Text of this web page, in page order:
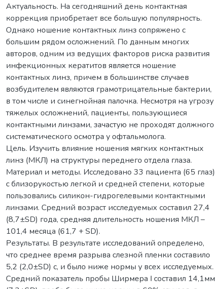
Актуальность. На сегодняшний день контактная
коррекция приобретает все большую популярность.
Однако ношение контактных линз сопряжено с
большим рядом осложнений. По данным многих
авторов, одним из ведущих факторов риска развития
инфекционных кератитов является ношение
контактных линз, причем в большинстве случаев
возбудителем являются грамотрицательные бактерии,
в том числе и синегнойная палочка. Несмотря на угрозу
тяжелых осложнений, пациенты, пользующиеся
контактными линзами, зачастую не проходят должного
систематического осмотра у офтальмолога.
Цель. Изучить влияние ношения мягких контактных
линз (МКЛ) на структуры переднего отдела глаза.
Материал и методы. Исследовано 33 пациента (65 глаз)
с близорукостью легкой и средней степени, которые
пользовались силикон-гидрогелевыми контактными
линзами. Средний возраст исследуемых составил 27,4
(8,7±SD) года, средняя длительность ношения МКЛ –
101,4 месяца (61,7 + SD).
Результаты. В результате исследований определено,
что среднее время разрыва слезной пленки составило
5,2 (2,0±SD) с, и было ниже нормы у всех исследуемых.
Cредний показатель пробы Ширмера I составил 14,1мм